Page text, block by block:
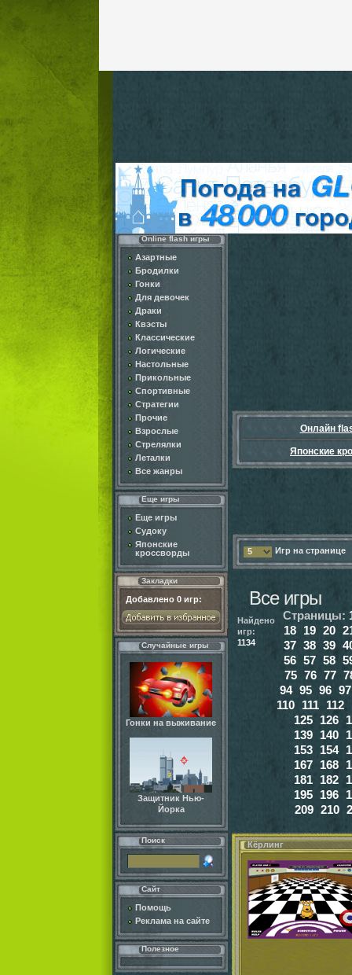
Online flash игры
Азартные
Бродилки
Гонки
Для девочек
Драки
Квэсты
Классические
Логические
Настольные
Прикольные
Спортивные
Стратегии
Прочие
Взрослые
Стрелялки
Леталки
Все жанры
Еще игры
Еще игры
Судоку
Японские
кроссворды
Закладки
Добавлено 0 игр:
Случайные игры
Гонки на выживание
Защитник Нью-
Йорка
Поиск
Сайт
Помощь
Реклама на сайте
Полезное
Онлайн
Японские
5 Игр на странице
Все игры
Найдено
игр:
1134
Страницы:
18 19 20
37 38 39
56 57 58
75 76 77
94 95 96 97
110 111 112
125 126
139 140
153 154
167 168
181 182
195 196
209 210
Кёрлинг